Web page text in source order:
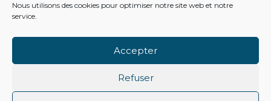
Nous utilisons des cookies pour optimiser notre site web et notre
service.
Accepter
Refuser
Aucun commentaire à afficher.
Footer
Principale